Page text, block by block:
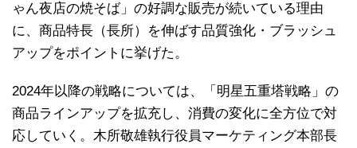
ゃん夜店の焼そば」の好調な販売が続いている理由
に、商品特長（長所）を伸ばす品質強化・ブラッシュ
アップをポイントに挙げた。
2024年以降の戦略については、「明星五重塔戦略」の
商品ラインアップを拡充し、消費の変化に全方位で対
応していく。木所敬雄執行役員マーケティング本部長